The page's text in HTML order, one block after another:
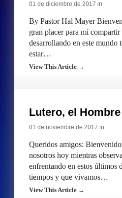
01 de diciembre de 2017 in
By Pastor Hal Mayer
gran placer para mí compartir
desarrollando en este mundo
estar…
View This Article →
Lutero, el
01 de noviembre de 2017 in
Queridos amigos:
nosotros hoy mientras
enfrentando en estos últimos
tiempos y que vivamos…
View This Article →